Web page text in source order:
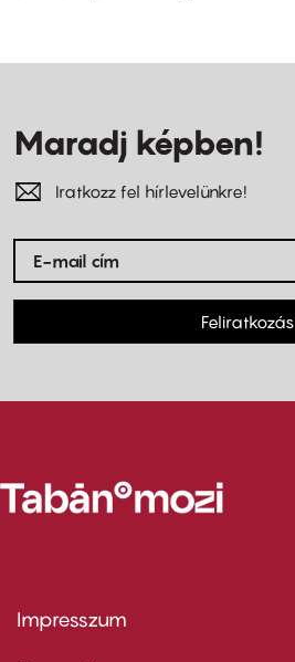
Maradj képben!
Iratkozz fel hírlevelünkre!
Feliratkozás
Footer
Impresszum